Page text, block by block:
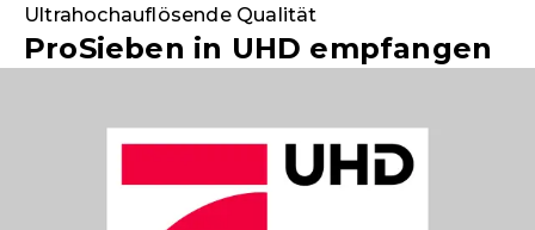
Ultrahochauflösende Qualität
ProSieben in UHD empfangen